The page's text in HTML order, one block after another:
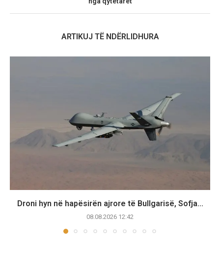
ARTIKUJ TË NDËRLIDHURA
Droni hyn në hapësirën ajrore të Bullgarisë, Sofja...
08.08.2026 12:42